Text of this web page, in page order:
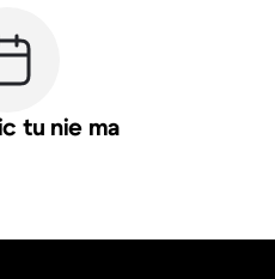
tu nie ma